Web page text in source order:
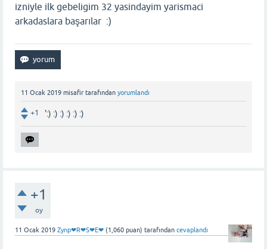
izniyle ilk gebeligim 32 yasindayim yarismaci
arkadaslara başarılar :)
11 Ocak 2019 misafir tarafından yorumlandı
+1 ':) :) :) :) :) :)
+1
oy
11 Ocak 2019 Zynp❤R❤S❤E❤ (1,060 puan) tarafından cevaplandı